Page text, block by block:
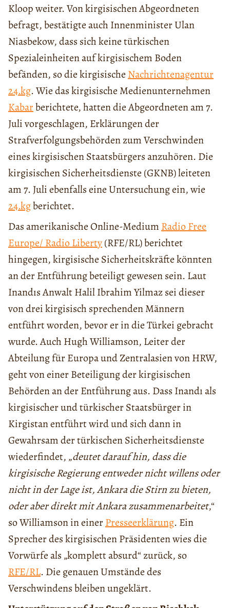
Kloop weiter. Von kirgisischen Abgeordneten
befragt, bestätigte auch Innenminister Ulan
Niasbekow, dass sich keine türkischen
Spezialeinheiten auf kirgisischem Boden
befänden, so die kirgisische Nachrichtenagentur
24.kg. Wie das kirgisische Medienunternehmen
Kabarberichtete, hatten die Abgeordneten am 7.
Juli vorgeschlagen, Erklärungen der
Strafverfolgungsbehörden zum Verschwinden
eines kirgisischen Staatsbürgers anzuhören. Die
kirgisischen Sicherheitsdienste (GKNB) leiteten
am 7. Juli ebenfalls eine Untersuchung ein, wie
24.kgberichtet.
Das amerikanische Online-Medium Radio Free
Europe/ Radio Liberty(RFE/RL) berichtet
hingegen, kirgisische Sicherheitskräfte könnten
an der Entführung beteiligt gewesen sein. Laut
Inandıs Anwalt Halil Ibrahim Yilmaz sei dieser
von drei kirgisisch sprechenden Männern
entführt worden, bevor er in die Türkei gebracht
wurde. Auch Hugh Williamson, Leiter der
Abteilung für Europa und Zentralasien von HRW,
geht von einer Beteiligung der kirgisischen
Behörden an der Entführung aus. Dass Inandı als
kirgisischer und türkischer Staatsbürger in
Kirgistan entführt wird und sich dann in
Gewahrsam der türkischen Sicherheitsdienste
wiederfindet, „deutet darauf hin, dass die
kirgisische Regierung entweder nicht willens oder
nicht in der Lage ist, Ankara die Stirn zu bieten,
oder aber direkt mit Ankara zusammenarbeitet,“
so Williamson in einerPresseerklärung. Ein
Sprecher des kirgisischen Präsidenten wies die
Vorwürfe als „komplett absurd“ zurück, so
RFE/RL. Die genauen Umstände des
Verschwindens bleiben ungeklärt.